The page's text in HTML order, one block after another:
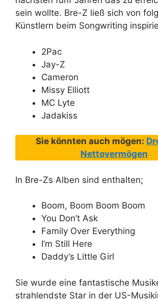
sein wollte. Bre-Z ließ sich von
Künstlern beim Songwriting
2Pac
Jay-Z
Cameron
Missy Elliott
MC Lyte
Jadakiss
Sie könnten auch mögen:
Nettovermögen
In Bre-Zs Alben sind enthalten;
Boom, Boom Boom Boom
You Don’t Ask
Family Over Everything
I’m Still Here
Daddy’s Little Girl
Sie wurde eine fantastische
strahlendste Star in der US-